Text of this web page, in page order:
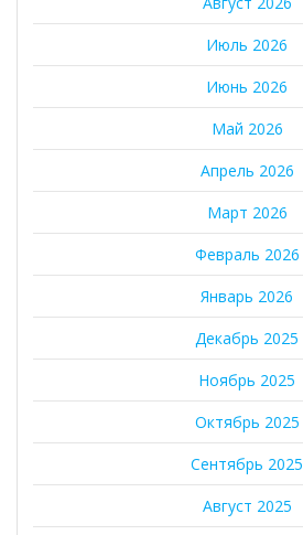
Июль 2026
Июнь 2026
Май 2026
Апрель 2026
Март 2026
Февраль 2026
Январь 2026
Декабрь 2025
Ноябрь 2025
Октябрь 2025
Сентябрь 2025
Август 2025